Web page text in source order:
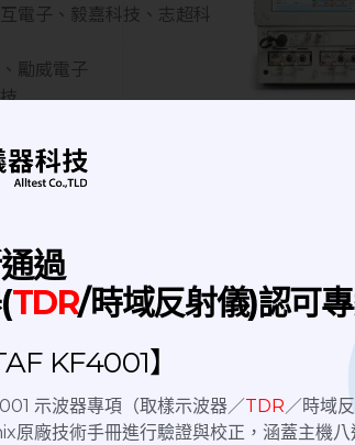
電子、毅嘉科技、志超科
勵威電子
正系統
ESD 靜電風險防
針對常見的模組損壞問題，我們
斷與現場改善建議：
操作流程與環境靜電分析
防護流程優化
TDR 模組使用與保養諮詢服
過
TDR/時域反射儀)認可
KF4001】
示波器專項（取樣示波器／TDR／時域
原廠技術手冊進行驗證與校正，涵蓋主機